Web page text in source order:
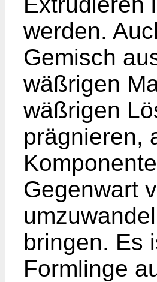
werden.
Gemisch
wäßrigen
wäßrigen
prägnieren,
Gegenwart
bringen. Es
Formlinge